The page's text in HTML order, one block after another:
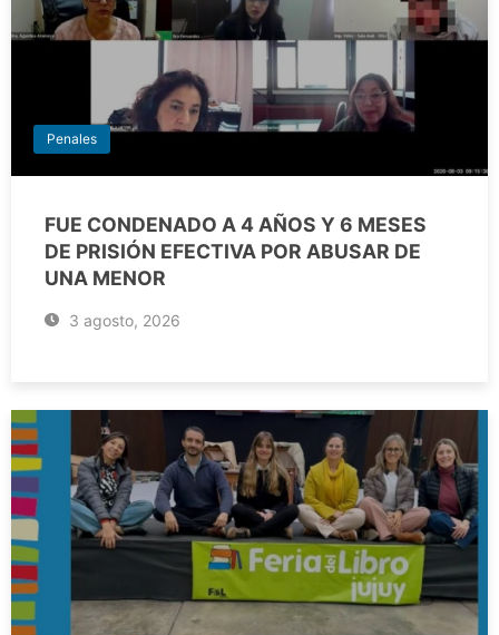
Penales
FUE CONDENADO A 4 AÑOS Y 6 MESES
DE PRISIÓN EFECTIVA POR ABUSAR DE
UNA MENOR
3 agosto, 2026